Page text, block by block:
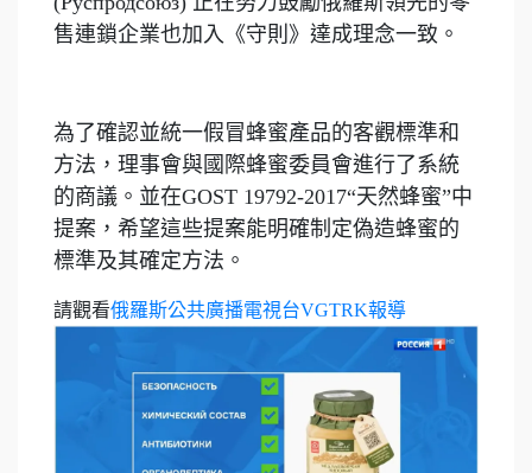
售連鎖企業也加入《守則》達成理念一致。
為了確認並統一假冒蜂蜜產品的客觀標準和
方法，理事會與國際蜂蜜委員會進行了系統
的商議。並在GOST 19792-2017“天然蜂蜜”中
提案，希望這些提案能明確制定偽造蜂蜜的
標準及其確定方法。
請觀看俄羅斯公共廣播電視台VGTRK報導